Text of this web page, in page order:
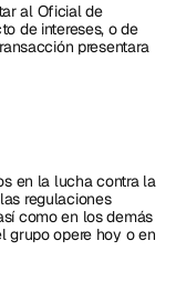
al Oficial de
de intereses, o de
presentara
en la lucha contra la
regulaciones
como en los demás
grupo opere hoy o en